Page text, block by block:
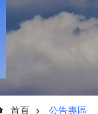
首頁 公告專區